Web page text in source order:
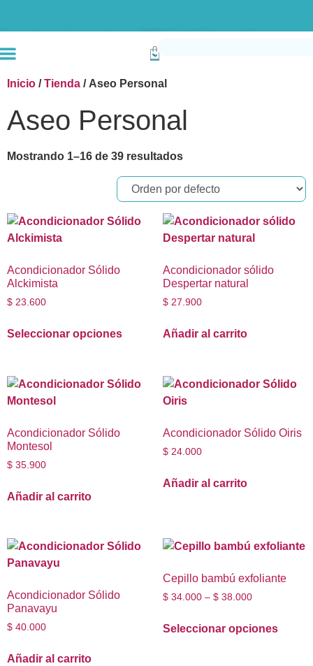
Inicio /Tienda / Aseo Personal
Aseo Personal
Mostrando 1–16 de 39 resultados
Acondicionador Sólido
Alckimista
$ 23.600
Seleccionar opciones
Acondicionador sólido
Despertar natural
$27.900
Añadir al carrito
Acondicionador Sólido
Montesol
$ 35.900
Añadir al carrito
Acondicionador Sólido Oiris
$24.000
Añadir al carrito
Acondicionador Sólido
Panavayu
$ 40.000
Añadir al carrito
Cepillo bambú exfoliante
$34.000 – $38.000
Seleccionar opciones